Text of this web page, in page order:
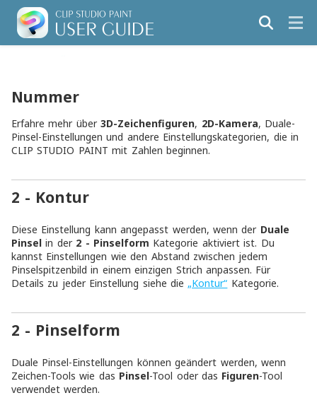
Nummer
Erfahre mehr über3D-Zeichenfiguren, 2D-Kamera, Duale-
Pinsel-Einstellungen und andere Einstellungskategorien, die in
CLIP STUDIO PAINT mit Zahlen beginnen.
2 - Kontur
Diese Einstellung kann angepasst werden, wenn der Duale
Pinsel in der 2 - Pinselform Kategorie aktiviert ist. Du
kannst Einstellungen wie den Abstand zwischen jedem
Pinselspitzenbild in einem einzigen Strich anpassen. Für
Details zu jeder Einstellung siehe die„Kontur“ Kategorie.
2 - Pinselform
Duale Pinsel-Einstellungen können geändert werden, wenn
Zeichen-Tools wie das Pinsel-Tool oder das Figuren-Tool
verwendet werden.